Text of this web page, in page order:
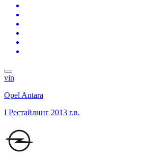
vin
Opel Antara
I Рестайлинг 2013 г.в.